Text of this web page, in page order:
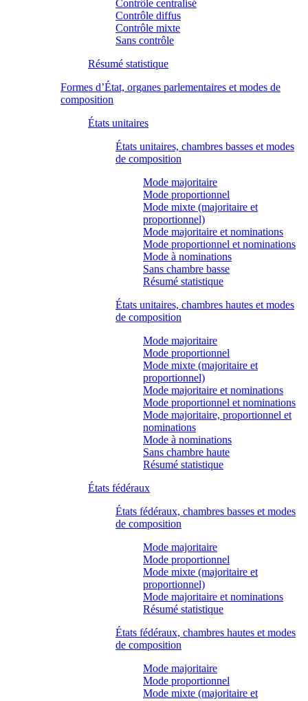
Contrôle centralisé
Contrôle diffus
Contrôle mixte
Sans contrôle
Résumé statistique
Formes d’État, organes parlementaires et modes de
composition
États unitaires
États unitaires, chambres basses et modes
de composition
Mode majoritaire
Mode proportionnel
Mode mixte (majoritaire et
proportionnel)
Mode majoritaire et nominations
Mode proportionnel et nominations
Mode à nominations
Sans chambre basse
Résumé statistique
États unitaires, chambres hautes et modes
de composition
Mode majoritaire
Mode proportionnel
Mode mixte (majoritaire et
proportionnel)
Mode majoritaire et nominations
Mode proportionnel et nominations
Mode majoritaire, proportionnel et
nominations
Mode à nominations
Sans chambre haute
Résumé statistique
États fédéraux
États fédéraux, chambres basses et modes
de composition
Mode majoritaire
Mode proportionnel
Mode mixte (majoritaire et
proportionnel)
Mode majoritaire et nominations
Résumé statistique
États fédéraux, chambres hautes et modes
de composition
Mode majoritaire
Mode proportionnel
Mode mixte (majoritaire et